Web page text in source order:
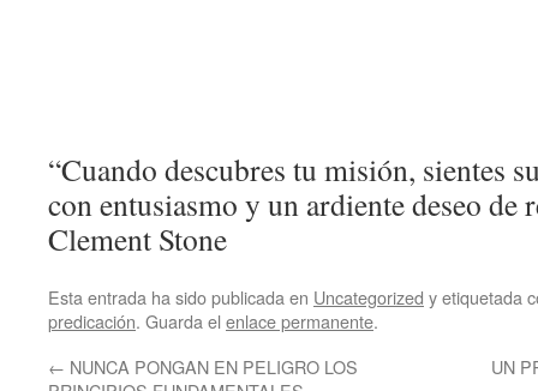
“Cuando descubres tu misión, sientes
con entusiasmo y un ardiente deseo
Clement Stone
Esta entrada ha sido publicada en Uncategorized y etiquetada
predicación. Guarda el enlace permanente.
← NUNCA PONGAN EN PELIGRO LOS
UN